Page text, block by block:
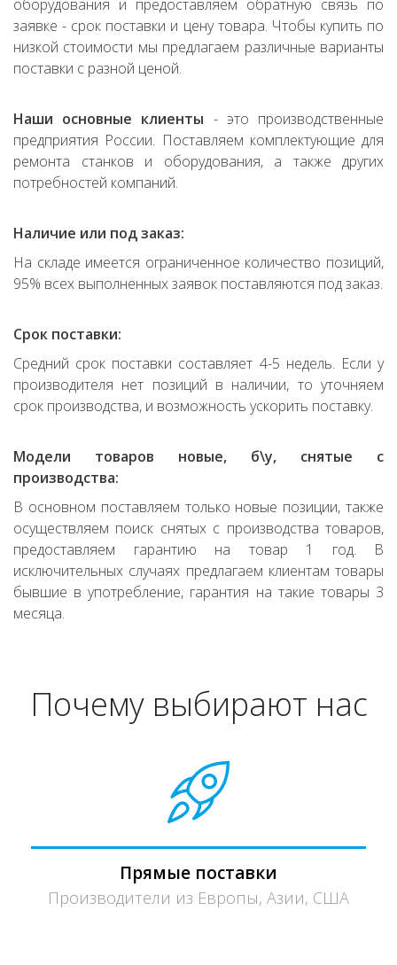
оборудования и предоставляем обратную связь по
заявке - срок поставки и цену товара. Чтобы купить по
низкой стоимости мы предлагаем различные варианты
поставки с разной ценой.
Наши основные клиенты - это производственные
предприятия России. Поставляем комплектующие для
ремонта станков и оборудования, а также других
потребностей компаний.
Наличие или под заказ:
На складе имеется ограниченное количество позиций,
95% всех выполненных заявок поставляются под заказ.
Срок поставки:
Средний срок поставки составляет 4-5 недель. Если у
производителя нет позиций в наличии, то уточняем
срок производства, и возможность ускорить поставку.
Модели товаров новые, б\у, снятые с
производства:
В основном поставляем только новые позиции, также
осуществляем поиск снятых с производства товаров,
предоставляем гарантию на товар 1 год. В
исключительных случаях предлагаем клиентам товары
бывшие в употребление, гарантия на такие товары 3
месяца.
Почему выбирают нас
Прямые поставки
Производители из Европы, Азии, США